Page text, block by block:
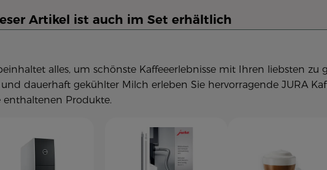
Artikel ist auch im Set erhältlich
alles, um schönste Kaffeeerlebnisse mit Ihren liebsten zu
dauerhaft gekühlter Milch erleben Sie hervorragende JURA
enthaltenen Produkte.